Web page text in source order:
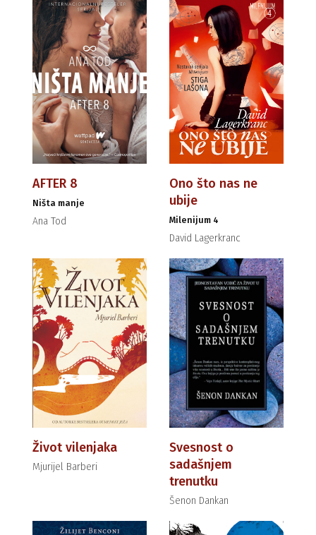
AFTER 8
Ništa manje
Ana Tod
Ono što nas ne
ubije
Milenijum 4
David Lagerkranc
Život vilenjaka
Mjurijel Barberi
Svesnost o
sadašnjem
trenutku
Šenon Dankan